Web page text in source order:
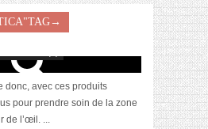
Hypnotica par Sanoflore
donc, avec ces produits
pour prendre soin de la zone
de l’œil. ...